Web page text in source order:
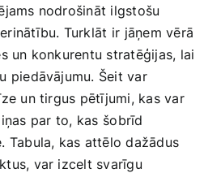
nodrošināt ilgstošu
Turklāt ⁤ir jāņem vērā
un konkurentu stratēģijas, ‌lai
piedāvājumu. Šeit var⁤
un tirgus pētījumi, kas var
par ⁣to,‍ kas ⁢šobrīd
Tabula, kas attēlo dažādus
var izcelt svarīgu